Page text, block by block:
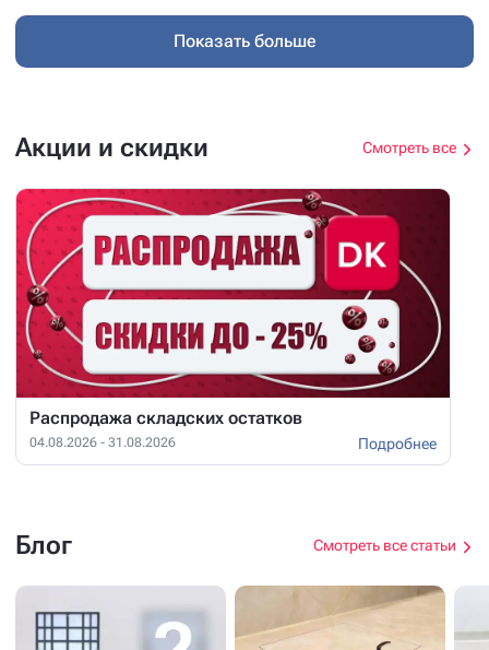
Показать больше
Акции и скидки Смотреть все
Распродажа складских остатков
04.08.2026 - 31.08.2026 Подробнее
Блог Смотреть все статьи